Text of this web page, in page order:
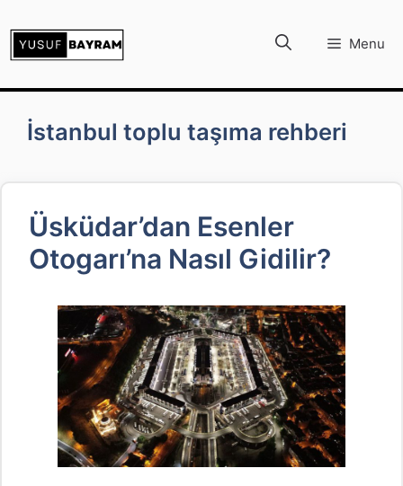
atla
Menu
İstanbul toplu taşıma rehberi
Üsküdar’dan Esenler
Otogarı’na Nasıl Gidilir?